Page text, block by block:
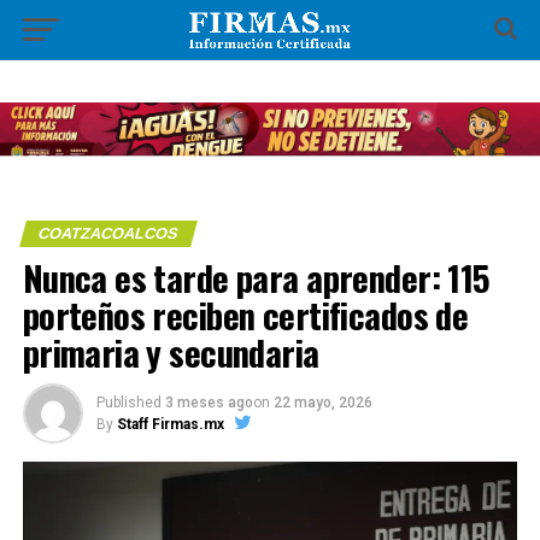
COATZACOALCOS
Nunca es tarde para aprender: 115
porteños reciben certificados de
primaria y secundaria
Published 3 meses agoon 22 mayo, 2026
By Staff Firmas.mx